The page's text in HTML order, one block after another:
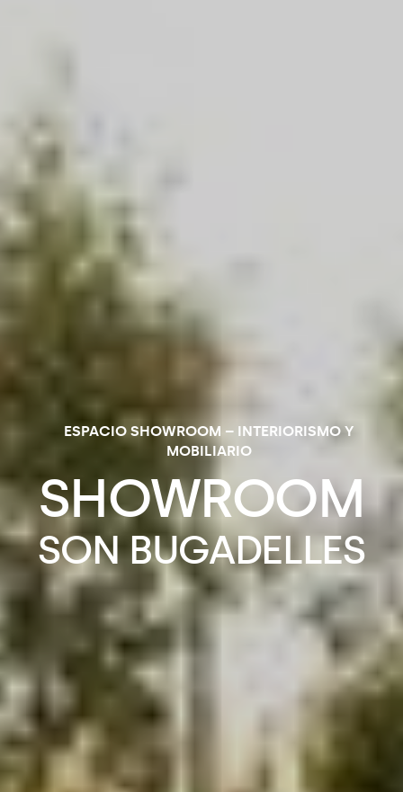
SHOWROOM
SONBUGADELLES
ESPACIO SHOWROOM – INTERIORISMO Y
MOBILIARIO